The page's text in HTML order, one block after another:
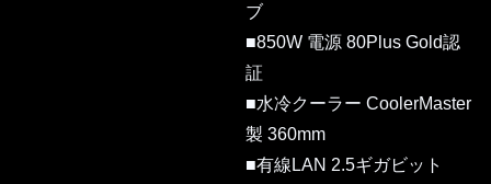
ブ
■850W 電源 80Plus Gold認
証
■水冷クーラー CoolerMaster
製 360mm
■有線LAN 2.5ギガビット